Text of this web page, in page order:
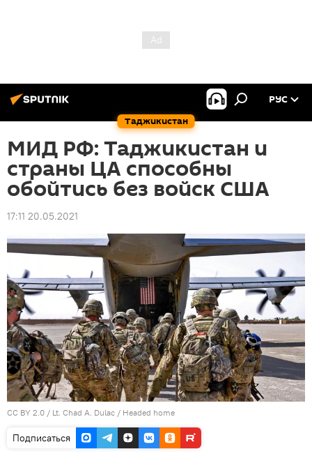
Таджикистан
РУС
МИД РФ: Таджикистан и
страны ЦА способны
обойтись без войск США
17:11 20.05.2021
CC BY 2.0 / Lt. Chad A. Dulac / Headed home
Подписаться